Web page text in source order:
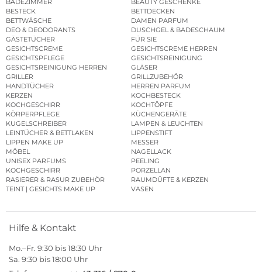
BADEZIMMER
BEAUTY GESCHENKE
BESTECK
BETTDECKEN
BETTWÄSCHE
DAMEN PARFUM
DEO & DEODORANTS
DUSCHGEL & BADESCHAUM
GÄSTETÜCHER
FÜR SIE
GESICHTSCREME
GESICHTSCREME HERREN
GESICHTSPFLEGE
GESICHTSREINIGUNG
GESICHTSREINIGUNG HERREN
GLÄSER
GRILLER
GRILLZUBEHÖR
HANDTÜCHER
HERREN PARFUM
KERZEN
KOCHBESTECK
KOCHGESCHIRR
KOCHTÖPFE
KÖRPERPFLEGE
KÜCHENGERÄTE
KUGELSCHREIBER
LAMPEN & LEUCHTEN
LEINTÜCHER & BETTLAKEN
LIPPENSTIFT
LIPPEN MAKE UP
MESSER
MÖBEL
NAGELLACK
UNISEX PARFUMS
PEELING
KOCHGESCHIRR
PORZELLAN
RASIERER & RASUR ZUBEHÖR
RAUMDÜFTE & KERZEN
TEINT | GESICHTS MAKE UP
VASEN
Hilfe & Kontakt
Mo.–Fr. 9:30 bis 18:30 Uhr
Sa. 9:30 bis 18:00 Uhr